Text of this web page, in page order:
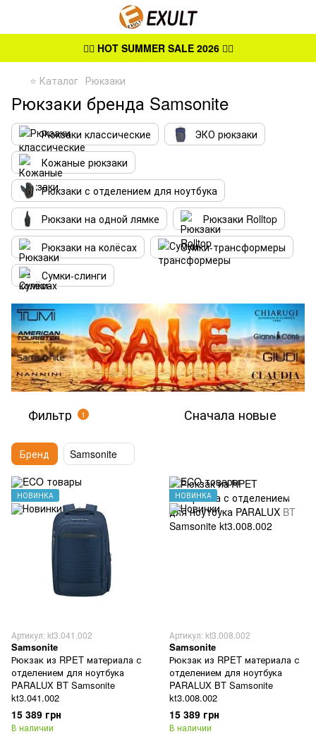
👉🏻 HOT SUMMER SALE 2026👈🏻
⭐ Каталог Рюкзаки
Рюкзаки бренда Samsonite
Рюкзаки классические
ЭКО рюкзаки
Кожаные рюкзаки
Рюкзаки с отделением для ноутбука
Рюкзаки на одной лямке
Рюкзаки Rolltop
Рюкзаки на колёсах
Сумки-трансформеры
Сумки-слинги
Фильтр 1 Сначала новые
Бренд Samsonite
НОВИНКА
Артикул: kt3.041.002
Samsonite
Рюкзак из RPET материала с
отделением для ноутбука
PARALUX BT Samsonite
kt3.041.002
15 389 грн
В наличии
НОВИНКА
Артикул: kt3.008.002
Samsonite
Рюкзак из RPET материала с
отделением для ноутбука
PARALUX BT Samsonite
kt3.008.002
15 389 грн
В наличии